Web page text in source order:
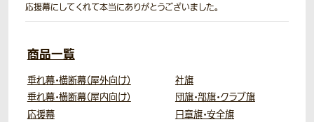
応援幕にしてくれて本当にありがとうございました。
商品一覧
垂れ幕・横断幕（屋外向け）
垂れ幕・横断幕（屋内向け）
応援幕
社旗
団旗・部旗・クラブ旗
日章旗・安全旗